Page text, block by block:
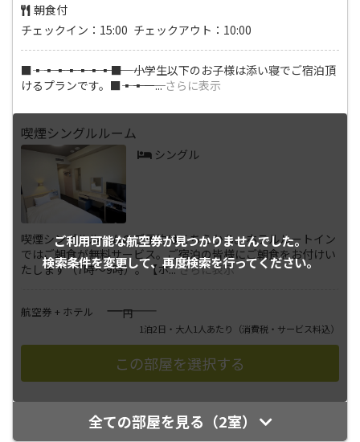
朝食付
チェックイン：15:00 チェックアウト：10:00
■―――▪―――▪―――▪―――▪―――▪―――▪―――▪―――■ 小学生以下のお子様は添い寝でご宿泊頂
けるプランです。■―――▪―――▪―...さらに表示
ご利用可能な航空券が見つかりませんでした。
検索条件を変更して、再度検索を行ってください。
喫煙シングルルーム
シングル
喫煙シングルルームのご予約はこちらから。ホテルルートイン
ではご朝食が無料サービス。ご宿泊の皆様にご朝食をお付けい
たします（7時～9時）。【ホ...さらに表示
航空券 + ホテル ――――円
1泊2日・大人1人あたり （消費税・サービス料込）
全ての部屋を見る（2室）